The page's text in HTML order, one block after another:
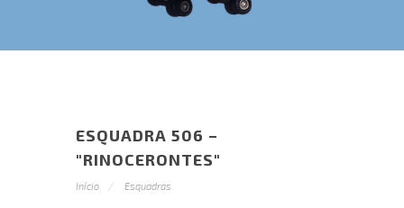
ESQUADRA 506 –
"RINOCERONTES"
Início Esquadras